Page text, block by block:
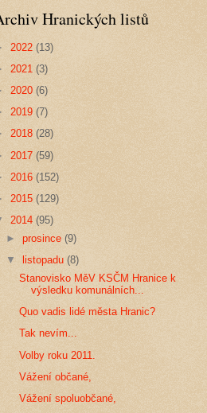
Hranických listů
2022 (13)
2021 (3)
2020 (6)
2019 (7)
2018 (28)
2017 (59)
2016 (152)
2015 (129)
2014 (95)
►prosince (9)
▼
listopadu(8)
Stanovisko MěV KSČM Hranice k
výsledku komunálních...
Quo vadis lidé města Hranic?
Tak nevím...
Volby roku 2011.
Vážení občané,
Vážení spoluobčané,